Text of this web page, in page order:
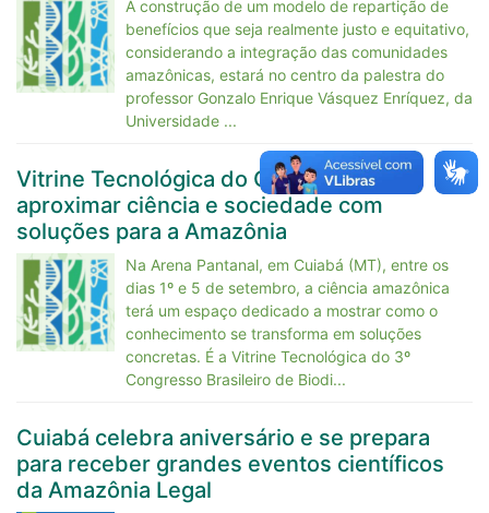
A construção de um modelo de repartição de
benefícios que seja realmente justo e equitativo,
considerando a integração das comunidades
amazônicas, estará no centro da palestra do
professor Gonzalo Enrique Vásquez Enríquez, da
Universidade ...
Vitrine Tecnológica do CBBBA 2025 vai
aproximar ciência e sociedade com
soluções para a Amazônia
Na Arena Pantanal, em Cuiabá (MT), entre os
dias 1º e 5 de setembro, a ciência amazônica
terá um espaço dedicado a mostrar como o
conhecimento se transforma em soluções
concretas. É a Vitrine Tecnológica do 3º
Congresso Brasileiro de Biodi...
Cuiabá celebra aniversário e se prepara
para receber grandes eventos científicos
da Amazônia Legal